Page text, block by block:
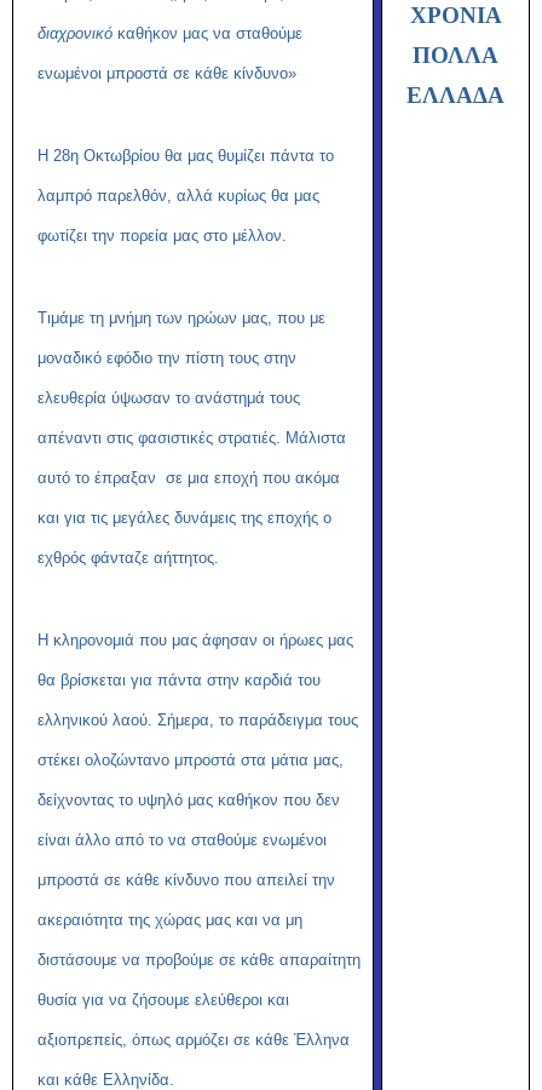
διαχρονικό καθήκον μας να σταθούμε
ενωμένοι μπροστά σε κάθε κίνδυνο»
Η 28η Οκτωβρίου θα μας θυμίζει πάντα το
λαμπρό παρελθόν, αλλά κυρίως θα μας
φωτίζει την πορεία μας στο μέλλον.
Τιμάμε τη μνήμη των ηρώων μας, που με
μοναδικό εφόδιο την πίστη τους στην
ελευθερία ύψωσαν το ανάστημά τους
απέναντι στις φασιστικές στρατιές. Μάλιστα
αυτό το έπραξαν σε μια εποχή που ακόμα
και για τις μεγάλες δυνάμεις της εποχής ο
εχθρός φάνταζε αήττητος.
Η κληρονομιά που μας άφησαν οι ήρωες μας
θα βρίσκεται για πάντα στην καρδιά του
ελληνικού λαού. Σήμερα, το παράδειγμα τους
στέκει ολοζώντανο μπροστά στα μάτια μας,
δείχνοντας το υψηλό μας καθήκον που δεν
είναι άλλο από το να σταθούμε ενωμένοι
μπροστά σε κάθε κίνδυνο που απειλεί την
ακεραιότητα της χώρας μας και να μη
διστάσουμε να προβούμε σε κάθε απαραίτητη
θυσία για να ζήσουμε ελεύθεροι και
αξιοπρεπείς, όπως αρμόζει σε κάθε Έλληνα
και κάθε Ελληνίδα.
ΧΡΟΝΙΑ
ΠΟΛΛΑ
ΕΛΛΑΔΑ